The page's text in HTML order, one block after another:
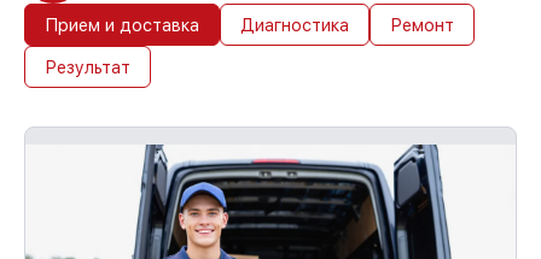
Прием и доставка Диагностика Ремонт
Результат